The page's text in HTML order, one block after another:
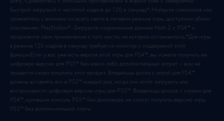
быстрой загрузкой и частотой кадров до 120 в секунду*.•Найдите союзников или
сражайтесь с воинами со всего света в сетевом режиме игры, доступном обоим
поколениям PlayStation®.•Загрузите сохраненные данные Nioh 2 с PS4™ и
продолжите свои приключения с того места, на котором остановились.*Для игры
в режиме 120 кадров в секунду требуется монитор с поддержкой этой
функцииЕсли у вас уже есть версия этой игры для PS4™, вы можете получить ее
цифровую версию для PS5™ без каких-либо дополнительных затрат – вам не
придется снова покупать этот продукт. Владельцы диска с игрой для PS4™
должны вставлять его в PS5™ каждый раз, когда они хотят загрузить или
воспроизвести цифровую версию игры для PS5™. Владельцы дисков с играми для
PS4™, купившие консоль PS5™ без дисковода, не смогут получить версию игры
PS5™ без дополнительной платы.